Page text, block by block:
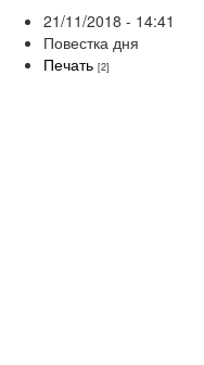
21/11/2018 - 14:41
Повестка дня
Печать [2]